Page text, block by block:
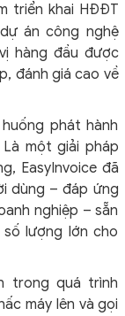
triển khai HĐĐT
án công nghệ
hàng đầu được
đánh giá cao về
phát hành
một giải pháp
EasyInvoice đã
dùng – đáp ứng
nghiệp – sẵn
lượng lớn cho
trong quá trình
máy lên và gọi